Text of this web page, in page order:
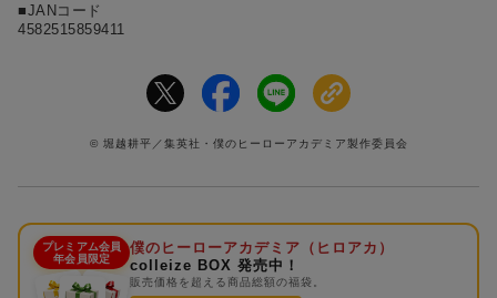
■JANコード
4582515859411
© 堀越耕平／集英社・僕のヒーローアカデミア製作委員会
プレミアム会員
年会員限定
僕のヒーローアカデミア（ヒロアカ）
colleize BOX 発売中！
販売価格を超える商品総額の福袋。